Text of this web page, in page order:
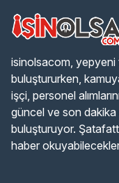
isinolsacom, yepyeni
buluştururken,
işçi, personel
güncel ve son dakika
buluşturuyor.
haber